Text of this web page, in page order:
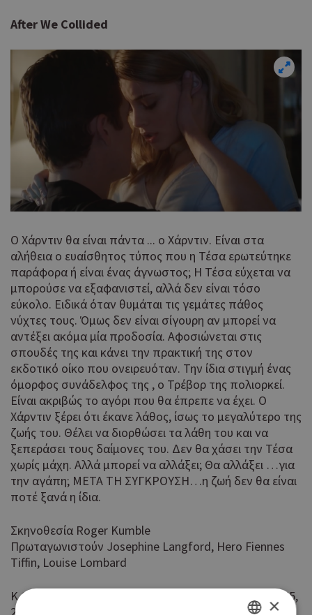
After We Collided
Ο Χάρντιν θα είναι πάντα ... ο Χάρντιν. Είναι στα
αλήθεια ο ευαίσθητος τύπος που η Τέσα ερωτεύτηκε
παράφορα ή είναι ένας άγνωστος; Η Τέσα εύχεται να
μπορούσε να εξαφανιστεί, αλλά δεν είναι τόσο
εύκολο. Ειδικά όταν θυμάται τις γεμάτες πάθος
νύχτες τους. Όμως δεν είναι σίγουρη αν μπορεί να
αντέξει ακόμα μία προδοσία. Αφοσιώνεται στις
σπουδές της και κάνει την πρακτική της στον
εκδοτικό οίκο που ονειρευόταν. Την ίδια στιγμή ένας
όμορφος συνάδελφος της , ο Τρέβορ της πολιορκεί.
Είναι ακριβώς το αγόρι που θα έπρεπε να έχει. Ο
Χάρντιν ξέρει ότι έκανε λάθος, ίσως το μεγαλύτερο της
ζωής του. Θέλει να διορθώσει τα λάθη του και να
ξεπεράσει τους δαίμονες του. Δεν θα χάσει την Τέσα
χωρίς μάχη. Αλλά μπορεί να αλλάξει; Θα αλλάξει …για
την αγάπη; ΜΕΤΑ ΤΗ ΣΥΓΚΡΟΥΣΗ…η ζωή δεν θα είναι
ποτέ ξανά η ίδια.
Σκηνοθεσία Roger Kumble
Πρωταγωνιστούν Josephine Langford, Hero Fiennes
Tiffin, Louise Lombard
K Cineplex (The Mall of Cyprus ) 17.15 σ/κ επίσης 19.45,
22.15
×